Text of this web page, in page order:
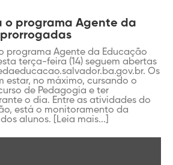
prorrogadas
o programa Agente da
programa Agente da Educação
terça-feira (14) seguem abertas
Os
estar, no máximo, cursando o
de Pedagogia e ter
o dia. Entre as atividades do
está o monitoramento da
alunos. [Leia mais...]